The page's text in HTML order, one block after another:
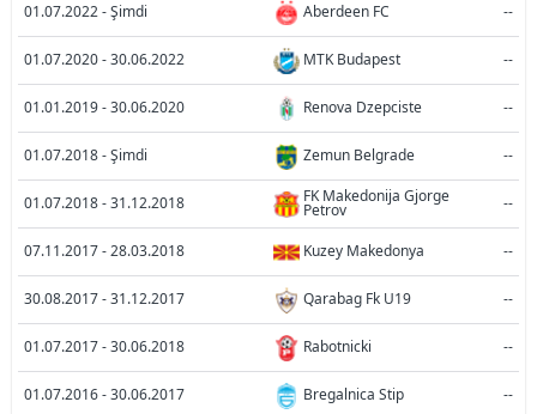
01.07.2022 - Şimdi Aberdeen FC --
01.07.2020 - 30.06.2022 MTK Budapest --
01.01.2019 - 30.06.2020 Renova Dzepciste --
01.07.2018 - Şimdi Zemun Belgrade --
01.07.2018 - 31.12.2018 FK Makedonija Gjorge
Petrov --
07.11.2017 - 28.03.2018 Kuzey Makedonya --
30.08.2017 - 31.12.2017 Qarabag Fk U19 --
01.07.2017 - 30.06.2018 Rabotnicki --
01.07.2016 - 30.06.2017 Bregalnica Stip --